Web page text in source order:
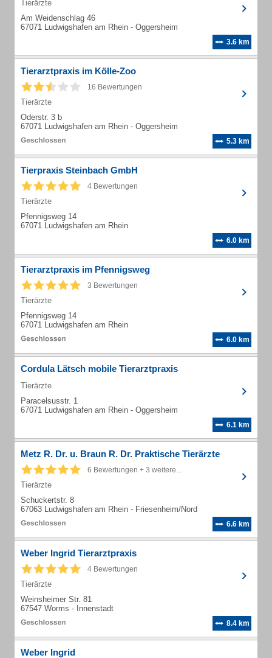
Tierärzte
Am Weidenschlag 46
67071 Ludwigshafen am Rhein - Oggersheim
3.6 km
Tierarztpraxis im Kölle-Zoo
16 Bewertungen
Tierärzte
Oderstr. 3 b
67071 Ludwigshafen am Rhein - Oggersheim
5.3 km
Tierpraxis Steinbach GmbH
4 Bewertungen
Tierärzte
Pfennigsweg 14
67071 Ludwigshafen am Rhein
6.0 km
Tierarztpraxis im Pfennigsweg
3 Bewertungen
Tierärzte
Pfennigsweg 14
67071 Ludwigshafen am Rhein
6.0 km
Cordula Lätsch mobile Tierarztpraxis
Tierärzte
Paracelsusstr. 1
67071 Ludwigshafen am Rhein - Oggersheim
6.1 km
Metz R. Dr. u. Braun R. Dr. Praktische Tierärzte
6 Bewertungen + 3 weitere...
Tierärzte
Schuckertstr. 8
67063 Ludwigshafen am Rhein - Friesenheim/Nord
6.6 km
Weber Ingrid Tierarztpraxis
4 Bewertungen
Tierärzte
Weinsheimer Str. 81
67547 Worms - Innenstadt
8.4 km
Weber Ingrid